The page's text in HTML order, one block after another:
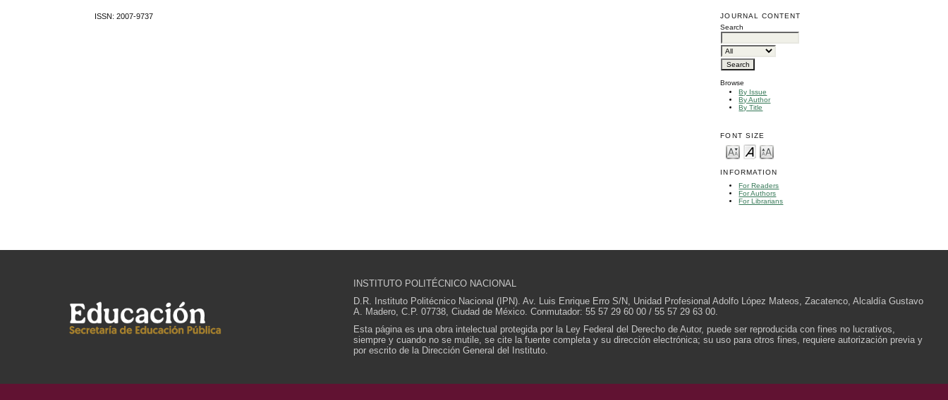
JOURNAL CONTENT
Search
Browse
By Issue
By Author
By Title
FONT SIZE
INFORMATION
For Readers
For Authors
For Librarians
ISSN: 2007-9737
INSTITUTO POLITÉCNICO NACIONAL
D.R. Instituto Politécnico Nacional (IPN). Av. Luis Enrique Erro S/N, Unidad Profesional Adolfo López Mateos, Zacatenco, Alcaldía Gustavo
A. Madero, C.P. 07738, Ciudad de México. Conmutador: 55 57 29 60 00 / 55 57 29 63 00.
Esta página es una obra intelectual protegida por la Ley Federal del Derecho de Autor, puede ser reproducida con fines no lucrativos,
siempre y cuando no se mutile, se cite la fuente completa y su dirección electrónica; su uso para otros fines, requiere autorización previa y
por escrito de la Dirección General del Instituto.